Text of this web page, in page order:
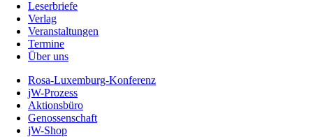
Leserbriefe
Verlag
Veranstaltungen
Termine
Über uns
Rosa-Luxemburg-Konferenz
jW-Prozess
Aktionsbüro
Genossenschaft
jW-Shop